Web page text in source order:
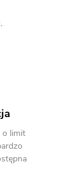
o limit